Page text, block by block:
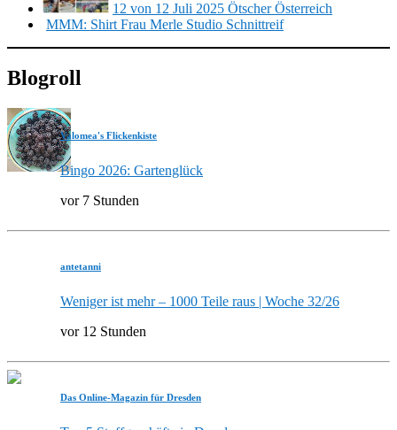
12 von 12 Juli 2025 Ötscher Österreich
MMM: Shirt Frau Merle Studio Schnittreif
Blogroll
Valomea's Flickenkiste
Bingo 2026: Gartenglück
vor 7 Stunden
antetanni
Weniger ist mehr – 1000 Teile raus | Woche 32/26
vor 12 Stunden
Das Online-Magazin für Dresden